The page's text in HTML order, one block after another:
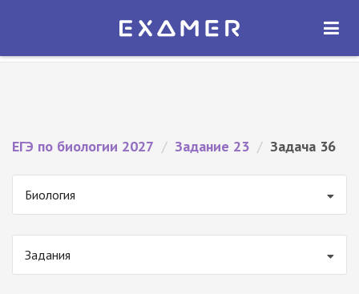
Экзамер — ЕГЭ 2027
ОТКРЫТЬ
ЕГЭ по биологии 2027 / Задание 23 / Задача 36
Биология
Задания